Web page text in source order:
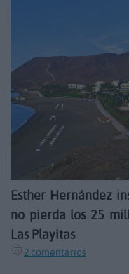
Esther Hernández
no pierda los 25
Las Playitas
2 comentarios